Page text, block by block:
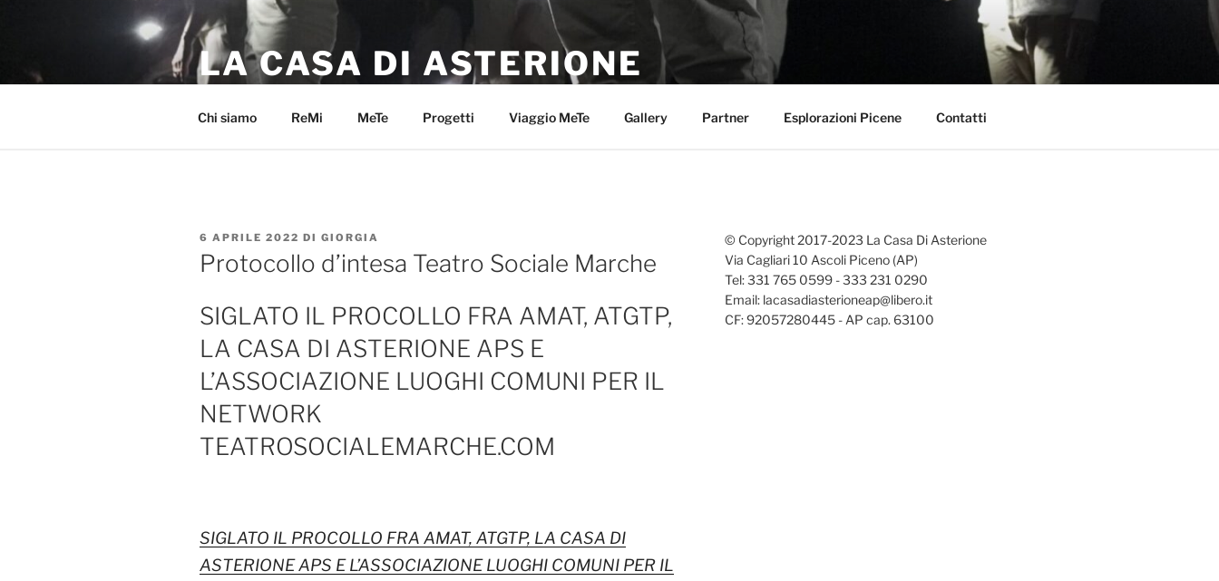
LA CASA DI ASTERIONE
Chi siamo ReMi MeTe Progetti Viaggio MeTe Gallery Partner Esplorazioni Picene Contatti
PUBBLICATO
IL
6 APRILE 2022 DI GIORGIA
Protocollo d’intesa Teatro Sociale Marche
SIGLATO IL PROCOLLO FRA AMAT, ATGTP,
LA CASA DI ASTERIONE APS E
L’ASSOCIAZIONE LUOGHI COMUNI PER IL
NETWORK
TEATROSOCIALEMARCHE.COM
SIGLATO IL PROCOLLO FRA AMAT, ATGTP, LA CASA DI
ASTERIONE APS E L’ASSOCIAZIONE LUOGHI COMUNI PER IL
© Copyright 2017-2023 La Casa Di Asterione
Via Cagliari 10 Ascoli Piceno (AP)
Tel: 331 765 0599 - 333 231 0290
Email: lacasadiasterioneap@libero.it
CF: 92057280445 - AP cap. 63100